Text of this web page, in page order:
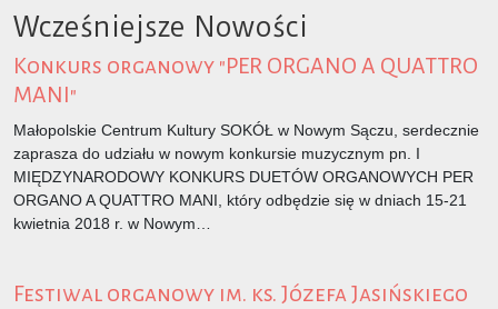
Wcześniejsze Nowości
Konkurs organowy "PER ORGANO A QUATTRO
MANI"
Małopolskie Centrum Kultury SOKÓŁ w Nowym Sączu, serdecznie
zaprasza do udziału w nowym konkursie muzycznym pn. I
MIĘDZYNARODOWY KONKURS DUETÓW ORGANOWYCH PER
ORGANO A QUATTRO MANI, który odbędzie się w dniach 15-21
kwietnia 2018 r. w Nowym…
Festiwal organowy im. ks. Józefa Jasińskiego